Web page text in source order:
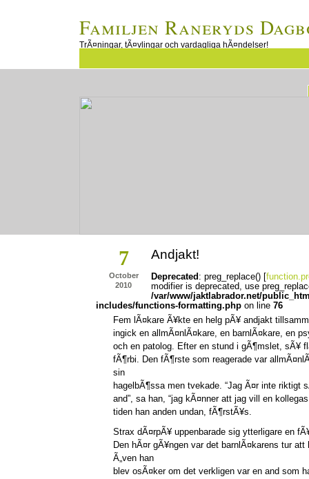
Familjen Raneryds
TrÃ¤ningar, tÃ¤vlingar och vardagliga hÃ¤ndelser!
7
October
2010
Andjakt!
Deprecated : preg_replace() [
modifier is deprecated, use
/var/www/jaktlabrador.net/
includes/functions-formatting.php on line 76
Fem lÃ¤kare Ã¥kte en helg pÃ¥ andjakt
ingick en allmÃ¤nlÃ¤kare, en barnlÃ¤kare, en
och en patolog. Efter en stund i gÃ¶mslet, sÃ¥
fÃ¶rbi. Den fÃ¶rste som reagerade var
sin
hagelbÃ¶ssa men tvekade. “Jag Ã¤r inte riktigt
and”, sa han, “jag kÃ¤nner att jag vill en
tiden han anden undan, fÃ¶rstÃ¥s.
Strax dÃ¤rpÃ¥ uppenbarade sig ytterligare en
Den hÃ¤r gÃ¥ngen var det barnlÃ¤karens tur att
Ã„ven han
blev osÃ¤ker om det verkligen var en and som